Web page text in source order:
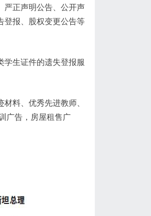
严正声明公告、公开声
登报、股权变更公告等
生证件的遗失登报服
料、优秀先进教师、
广告，房屋租售广